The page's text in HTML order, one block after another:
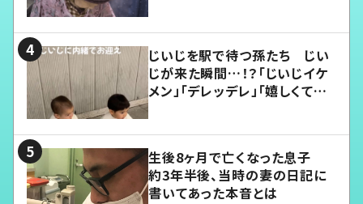
じいじを駅で待つ孫たち じい
じが来た瞬間…！？「じいじイケ
メン」「デレッデレ」「嬉しくて可
生後8ヶ月で亡くなった息子
約3年半後、当時の妻の日記に
書いてあった本音とは